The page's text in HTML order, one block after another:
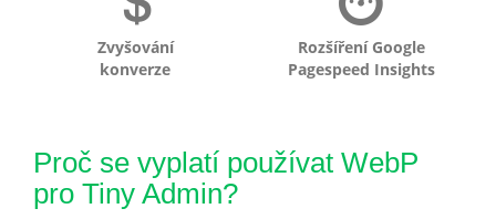
Zvyšování
konverze
Rozšíření Google
Pagespeed Insights
Proč se vyplatí používat WebP
pro Tiny Admin?